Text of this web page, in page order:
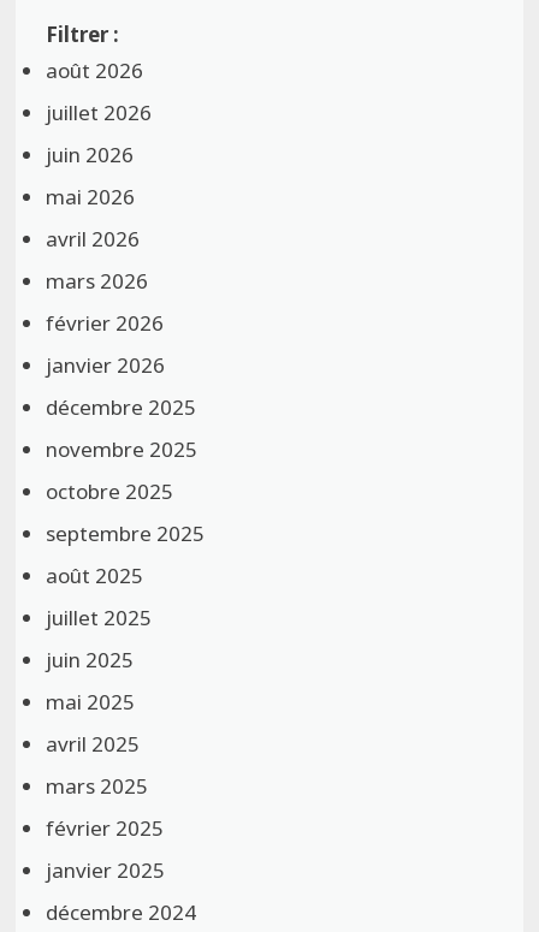
août 2026
juillet 2026
juin 2026
mai 2026
avril 2026
mars 2026
février 2026
janvier 2026
décembre 2025
novembre 2025
octobre 2025
septembre 2025
août 2025
juillet 2025
juin 2025
mai 2025
avril 2025
mars 2025
février 2025
janvier 2025
décembre 2024